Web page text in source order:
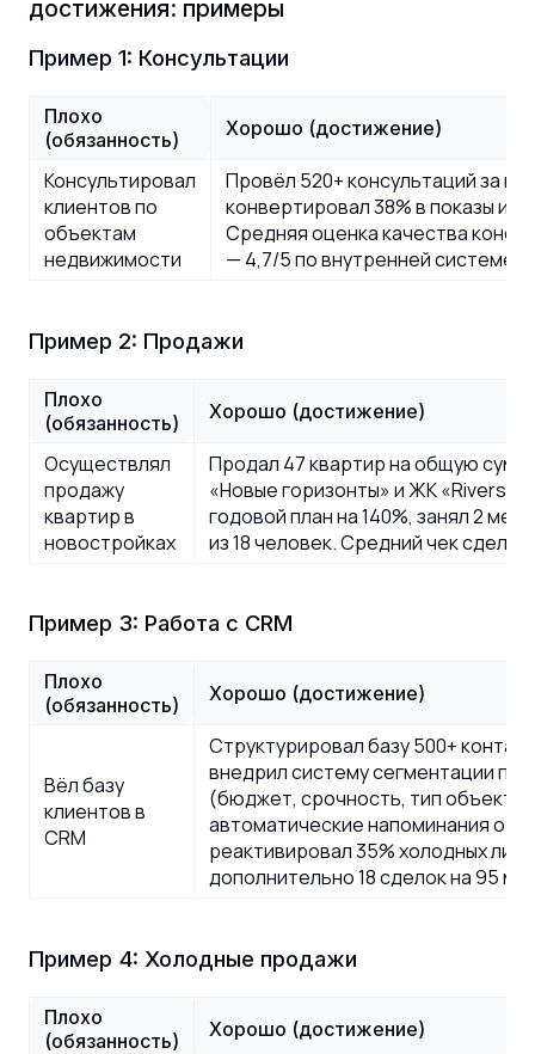
достижения: примеры
Пример 1: Консультации
Плохо
(обязанность)
Хорошо (достижение)
Консультировал
клиентов по
объектам
недвижимости
Провёл 520+ консультаций за
конвертировал 38% в показы и
Средняя оценка качества
— 4,7/5 по внутренней системе
Пример 2: Продажи
Плохо
(обязанность)
Хорошо (достижение)
Осуществлял
продажу
квартир в
новостройках
Продал 47 квартир на общую
«Новые горизонты» и ЖК
годовой план на 140%, занял 2
из 18 человек. Средний чек
Пример 3: Работа с CRM
Плохо
(обязанность)
Хорошо (достижение)
Вёл базу
клиентов в
CRM
Структурировал базу 500+
внедрил систему сегментации по
(бюджет, срочность, тип
автоматические напоминания о
реактивировал 35% холодных
дополнительно 18 сделок на 95
Пример 4: Холодные продажи
Плохо
(обязанность)
Хорошо (достижение)